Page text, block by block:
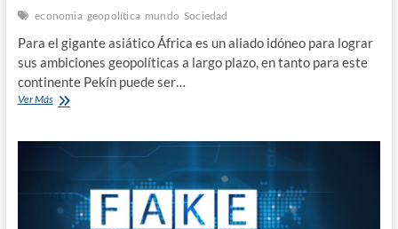
economia geopolítica mundo Sociedad
Para el gigante asiático África es un aliado idóneo para lograr
sus ambiciones geopolíticas a largo plazo, en tanto para este
continente Pekín puede ser…
Ver MásChina
del
a
la
hegemonía